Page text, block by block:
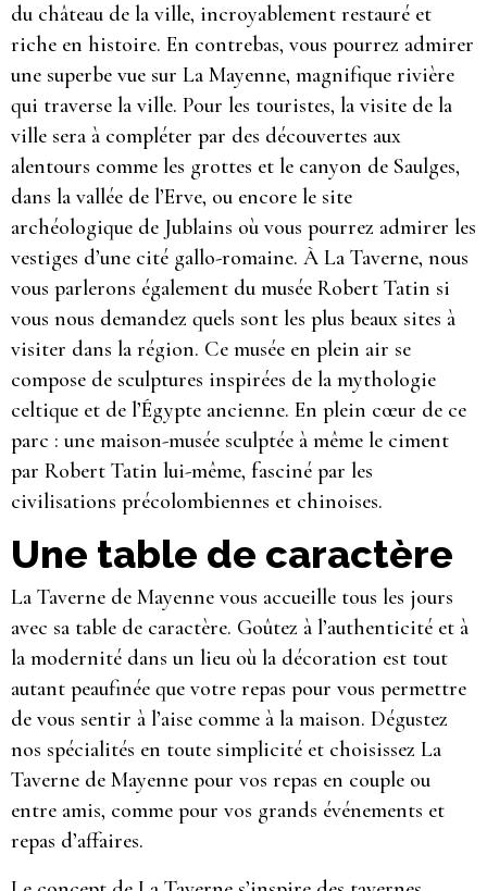
du château de la ville, incroyablement restauré et
riche en histoire. En contrebas, vous pourrez admirer
une superbe vue sur La Mayenne, magnifique rivière
qui traverse la ville. Pour les touristes, la visite de la
ville sera à compléter par des découvertes aux
alentours comme les grottes et le canyon de Saulges,
dans la vallée de l’Erve, ou encore le site
archéologique de Jublains où vous pourrez admirer les
vestiges d’une cité gallo-romaine. À La Taverne, nous
vous parlerons également du musée Robert Tatin si
vous nous demandez quels sont les plus beaux sites à
visiter dans la région. Ce musée en plein air se
compose de sculptures inspirées de la mythologie
celtique et de l’Égypte ancienne. En plein cœur de ce
parc : une maison-musée sculptée à même le ciment
par Robert Tatin lui-même, fasciné par les
civilisations précolombiennes et chinoises.
Une table de caractère
La Taverne de Mayenne vous accueille tous les jours
avec sa table de caractère. Goûtez à l’authenticité et à
la modernité dans un lieu où la décoration est tout
autant peaufinée que votre repas pour vous permettre
de vous sentir à l’aise comme à la maison. Dégustez
nos spécialités en toute simplicité et choisissez La
Taverne de Mayenne pour vos repas en couple ou
entre amis, comme pour vos grands événements et
repas d’affaires.